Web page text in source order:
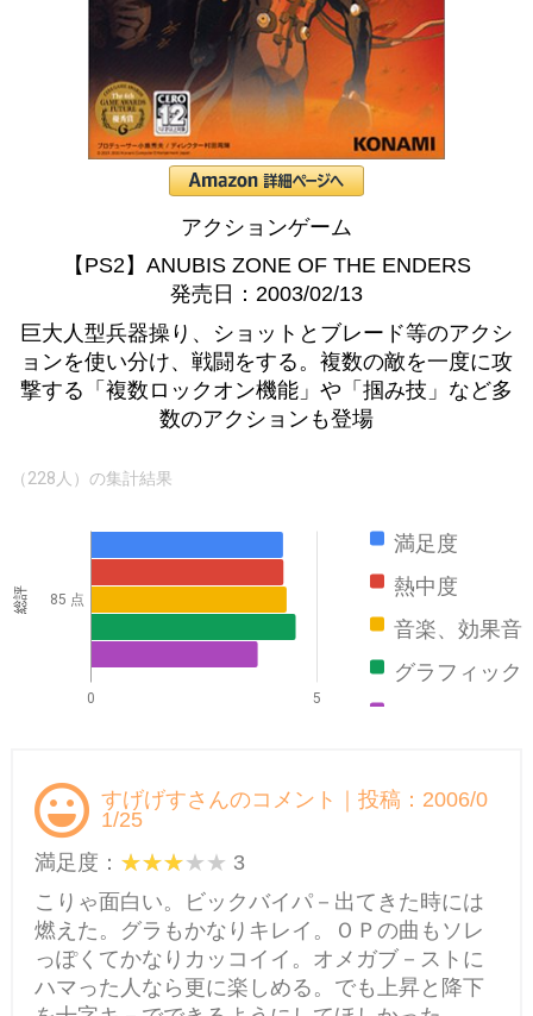
アクションゲーム
【PS2】ANUBIS ZONE OF THE ENDERS
発売日：2003/02/13
巨大人型兵器操り、ショットとブレード等のアクシ
ョンを使い分け、戦闘をする。複数の敵を一度に攻
撃する「複数ロックオン機能」や「掴み技」など多
数のアクションも登場
（228人）の集計結果
満足度
熱中度
音楽、効果音
グラフィック
0 5
85 点
総評
すげげすさんのコメント｜投稿：2006/0
1/25
満足度：
3
こりゃ面白い。ビックバイパ－出てきた時には
燃えた。グラもかなりキレイ。ＯＰの曲もソレ
っぽくてかなりカッコイイ。オメガブ－ストに
ハマった人なら更に楽しめる。でも上昇と降下